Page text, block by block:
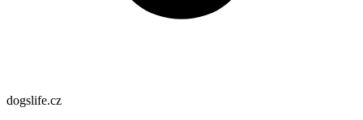
dogslife.cz